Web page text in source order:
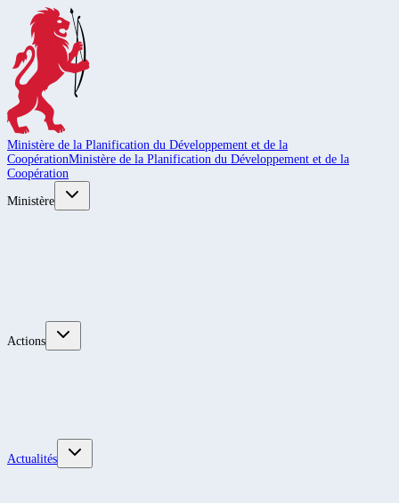
Ministère de la Planification du Développement et de la
CoopérationMinistère de la Planification du Développement et de la
Coopération
Ministère
Actions
Actualités